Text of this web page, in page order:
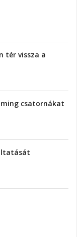
tér vissza a
csatornákat